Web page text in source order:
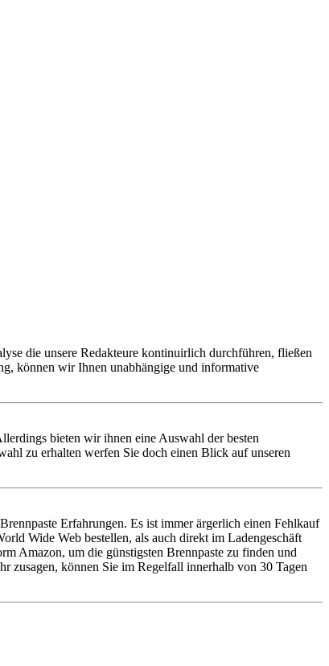
die unsere Redakteure kontinuirlich durchführen, fließen
können wir Ihnen unabhängige und informative
bieten wir ihnen eine Auswahl der besten
zu erhalten werfen Sie doch einen Blick auf unseren
Erfahrungen. Es ist immer ärgerlich einen Fehlkauf
Wide Web bestellen, als auch direkt im Ladengeschäft
Amazon, um die günstigsten Brennpaste zu finden und
zusagen, können Sie im Regelfall innerhalb von 30 Tagen